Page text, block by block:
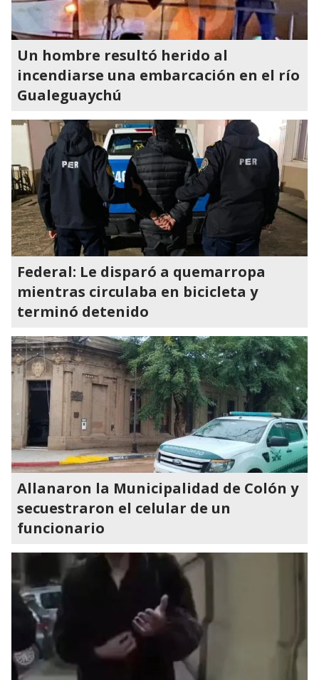
Un hombre resultó herido al
incendiarse una embarcación en el río
Gualeguaychú
Federal: Le disparó a quemarropa
mientras circulaba en bicicleta y
terminó detenido
Allanaron la Municipalidad de Colón y
secuestraron el celular de un
funcionario